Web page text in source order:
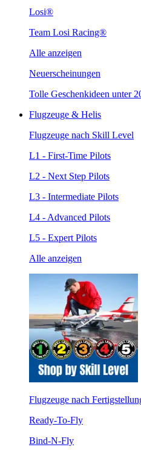
Losi®
Team Losi Racing®
Alle anzeigen
Neuerscheinungen
Tolle Geschenkideen unter
Flugzeuge & Helis
Flugzeuge nach Skill Level
L1 - First-Time Pilots
L2 - Next Step Pilots
L3 - Intermediate Pilots
L4 - Advanced Pilots
L5 - Expert Pilots
Alle anzeigen
Flugzeuge nach
Ready-To-Fly
Bind-N-Fly